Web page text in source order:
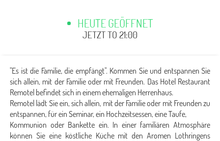
HEUTE GEÖFFNET
JETZT TO 21:00
"Es ist die Familie, die empfängt". Kommen Sie und entspannen Sie
sich allein, mit der Familie oder mit Freunden. Das Hotel Restaurant
Remotel befindet sich in einem ehemaligen Herrenhaus.
Remotel lädt Sie ein, sich allein, mit der Familie oder mit Freunden zu
entspannen, für ein Seminar, ein Hochzeitsessen, eine Taufe,
Kommunion oder Bankette ein. In einer familiären Atmosphäre
können Sie eine köstliche Küche mit den Aromen Lothringens